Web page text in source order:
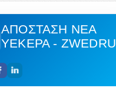
ΑΠΌΣΤΑΣΗ ΝΈΑ
YEKEPA - ZWEDRU